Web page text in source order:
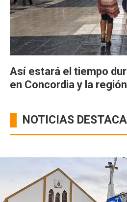
Así estará el tiempo
en Concordia y la región
NOTICIAS